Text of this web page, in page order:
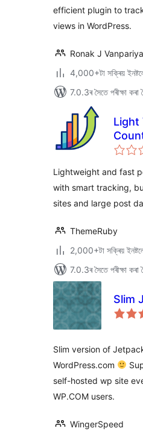
efficient plugin to
views in WordPress.
Ronak J Vanpariya
4,000+টা সক্ৰিয়
7.0.3ৰ সৈতে পৰীক্ষা কৰা
Light
Lightweight and fast
with smart tracking,
sites and large post
ThemeRuby
2,000+টা সক্ৰিয়
7.0.3ৰ সৈতে পৰীক্ষা কৰা
Slim
Slim version of
WordPress.com
self-hosted wp site
WP.COM users.
WingerSpeed